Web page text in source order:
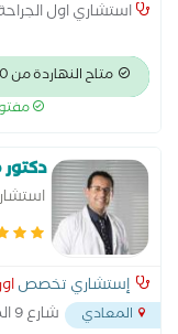
استشاري اول
متاح النهاردة من 6:00 مساءً
إستشاري تخصص
المعادي شارع 9 المعادي امام محطه مترو المعادي